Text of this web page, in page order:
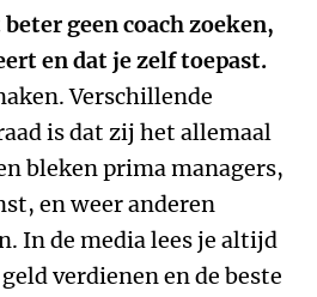
geen coach zoeken,
en dat je zelf toepast.
Verschillende
is dat zij het allemaal
bleken prima managers,
en weer anderen
In de media lees je altijd
verdienen en de beste